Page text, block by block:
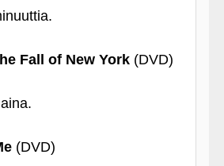
Fall of New York(DVD)
(DVD)